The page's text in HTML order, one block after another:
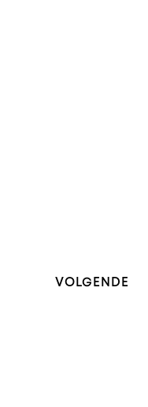
VOLGENDE